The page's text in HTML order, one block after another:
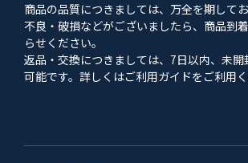
商品の品質につきましては、万全を期して
不良・破損などがございましたら、商品到
らせください。
返品・交換につきましては、7日以内、未開
可能です。詳しくはご利用ガイドをご利用く